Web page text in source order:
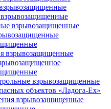
взрывозащищенные
взрывозащищенные
взрывозащищенные
объектов «Ладога-Ex»
взрывозащищенные